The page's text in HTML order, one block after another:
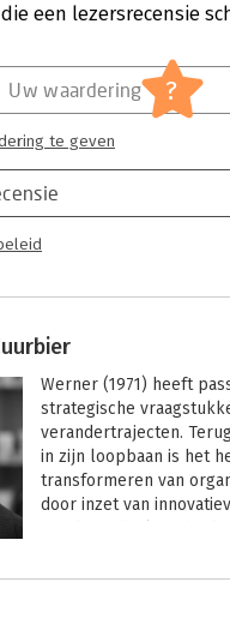
een lezersrecensie
Uw waardering ?
te geven
Werner (1971) heeft
strategische
verandertrajecten.
in zijn loopbaan is het
transformeren van
door inzet van
innovaties.
door